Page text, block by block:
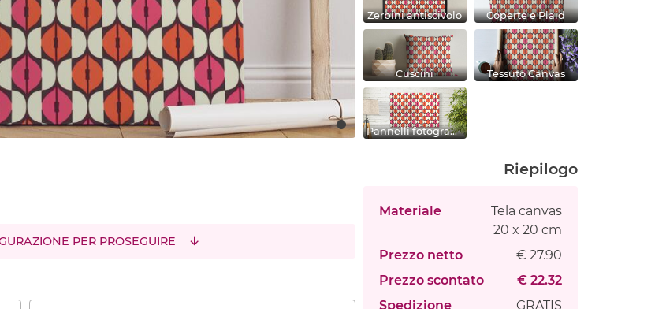
Zerbini antiscivolo Coperte e Plaid
Cuscini Tessuto Canvas
Pannelli fotografici
PER PROSEGUIRE
Riepilogo
Materiale
Tela canvas
20 x 20 cm
Prezzo netto
€ 27.90
Prezzo scontato
€ 22.32
Spedizione
GRATIS